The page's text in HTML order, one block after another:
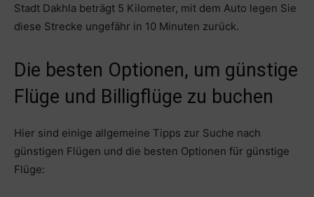
Stadt Dakhla beträgt 5 Kilometer, mit dem Auto legen Sie
diese Strecke ungefähr in 10 Minuten zurück.
Die besten Optionen, um günstige
Flüge und Billigflüge zu buchen
Hier sind einige allgemeine Tipps zur Suche nach
günstigen Flügen und die besten Optionen für günstige
Flüge: